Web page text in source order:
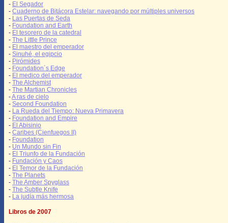
- El Segador
- Cuaderno de Bitácora Estelar: navegando por múltiples universos
- Las Puertas de Seda
- Foundation and Earth
- El tesorero de la catedral
- The Little Prince
- El maestro del emperador
- Sinuhé, el egipcio
- Pirómides
- Foundation´s Edge
- El medico del emperador
- The Alchemist
- The Martian Chronicles
-A ras de cielo
- Second Foundation
- La Rueda del Tiempo: Nueva Primavera
- Foundation and Empire
- El Abisinio
- Caribes (Cienfuegos II)
- Foundation
- Un Mundo sin Fin
- El Triunfo de la Fundación
- Fundación y Caos
- El Temor de la Fundación
- The Planets
- The Amber Spyglass
- The Subtle Knife
- La judía más hermosa
Libros de 2007